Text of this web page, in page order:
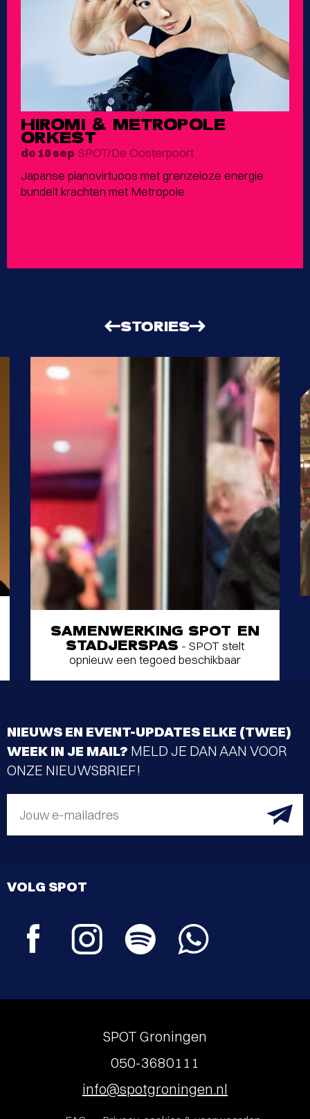
HIROMI & METROPOLE
ORKEST
do 10 sep SPOT/De Oosterpoort
Japanse pianovirtuoos met grenzeloze energie
bundelt krachten met Metropole
STORIES
SAMENWERKING SPOT EN
STADJERSPAS - SPOT stelt
opnieuw een tegoed beschikbaar
NIEUWS EN EVENT-UPDATES ELKE (TWEE)
WEEK IN JE MAIL? MELD JE DAN AAN VOOR
ONZE NIEUWSBRIEF!
Jouw e-mailadres
VOLG SPOT
SPOT Groningen
050-3680111
info@spotgroningen.nl